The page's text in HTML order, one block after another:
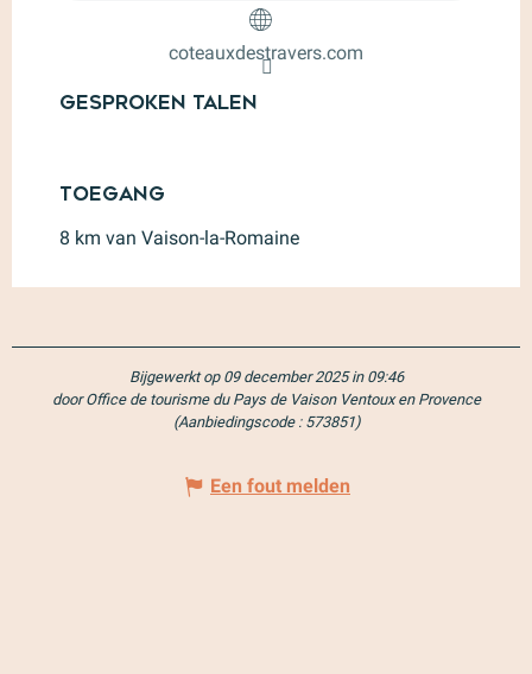
coteauxdestravers.com
Gesproken talen
Gesproken talen
Toegang
Toegang
8 km van Vaison-la-Romaine
Bijgewerkt op 09 december 2025 in 09:46
door Office de tourisme du Pays de Vaison Ventoux en Provence
(Aanbiedingscode : 573851)
Een fout melden